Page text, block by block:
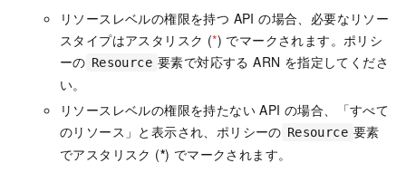
リソースレベルの権限を持つ API の場合、必要なリソー
スタイプはアスタリスク (*) でマークされます。ポリシ
ーの Resource 要素で対応する ARN を指定してくださ
い。
リソースレベルの権限を持たない API の場合、「すべて
のリソース」と表示され、ポリシーの Resource 要素
でアスタリスク (*) でマークされます。